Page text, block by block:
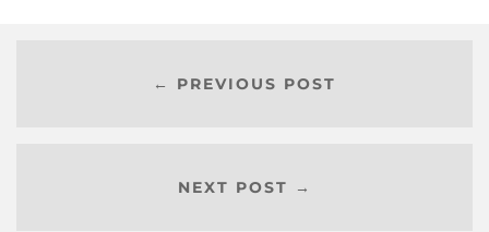
← PREVIOUS POST
NEXT POST →